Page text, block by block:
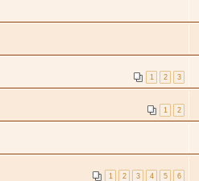
1 2 3
1 2
1 2 3 4 5 6